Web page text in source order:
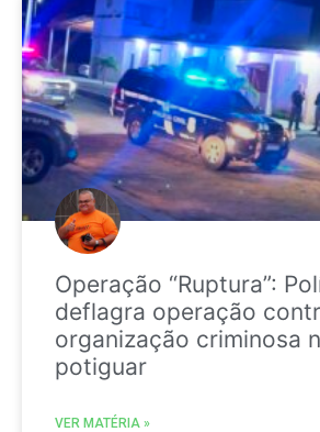
Operação “Ruptura”:
deflagra operação
organização criminosa
potiguar
VER MATÉRIA »